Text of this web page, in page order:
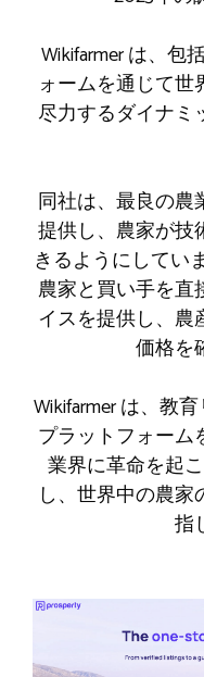
Wikifarmer は、包
ォームを通じて
尽力するダイナミ
同社は、最良の農
提供し、農家が技
きるようにしてい
農家と買い手を直
イスを提供し、
価格を
Wikifarmer は、教
プラットフォーム
業界に革命を起
し、世界中の農
指